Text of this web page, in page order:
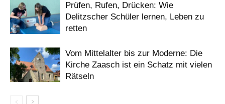
Prüfen, Rufen, Drücken: Wie
Delitzscher Schüler lernen, Leben zu
retten
Vom Mittelalter bis zur Moderne: Die
Kirche Zaasch ist ein Schatz mit vielen
Rätseln